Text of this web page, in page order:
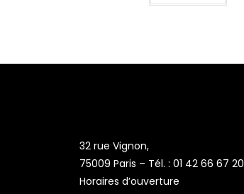
32 rue Vignon,
75009 Paris – Tél. : 01 42 66 67 20
Horaires d’ouverture